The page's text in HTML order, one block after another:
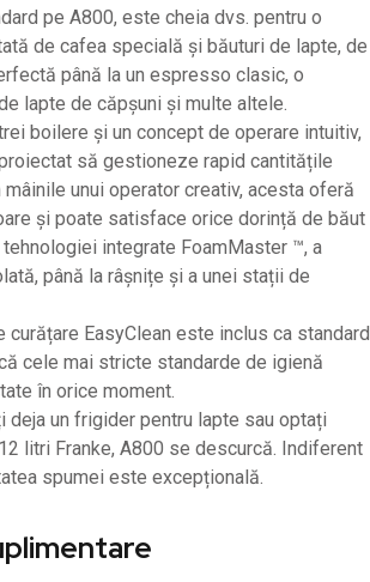
pe A800, este cheia dvs. pentru o
de cafea specială și băuturi de lapte, de
până la un espresso clasic, o
lapte de căpșuni și multe altele.
boilere și un concept de operare intuitiv,
să gestioneze rapid cantitățile
mâinile unui operator creativ, acesta oferă
și poate satisface orice dorință de băut
integrate FoamMaster ™, a
până la râșnițe și a unei stații de
curățare EasyClean este inclus ca standard
cele mai stricte standarde de igienă
în orice moment.
deja un frigider pentru lapte sau optați
litri Franke, A800 se descurcă. Indiferent
spumei este excepțională.